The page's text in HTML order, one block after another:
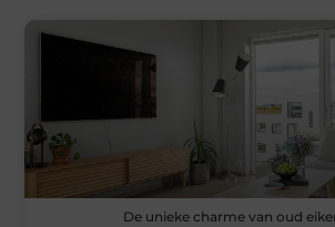
De unieke charme van oud